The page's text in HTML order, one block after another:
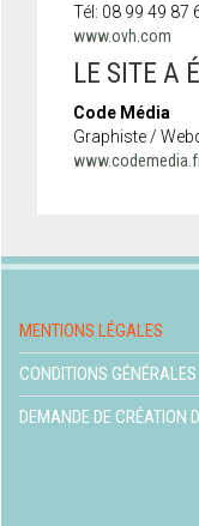
Tél: 08 99 49 87
www.ovh.com
LE SITE A
Code Média
Graphiste /
MENTIONS LÉGALES
CONDITIONS
DEMANDE DE CRÉATION